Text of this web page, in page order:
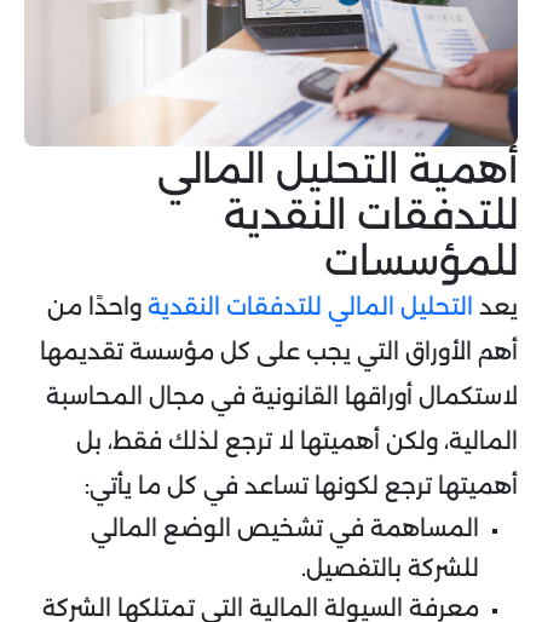
أهمية التحليل المالي
للتدفقات النقدية
للمؤسسات
يعد التحليل المالي للتدفقات النقدية واحدًا من
أهم الأوراق التي يجب على كل مؤسسة تقديمها
لاستكمال أوراقها القانونية في مجال المحاسبة
المالية، ولكن أهميتها لا ترجع لذلك فقط، بل
أهميتها ترجع لكونها تساعد في كل ما يأتي:
المساهمة في تشخيص الوضع المالي
للشركة بالتفصيل.
معرفة السيولة المالية التي تمتلكها الشركة